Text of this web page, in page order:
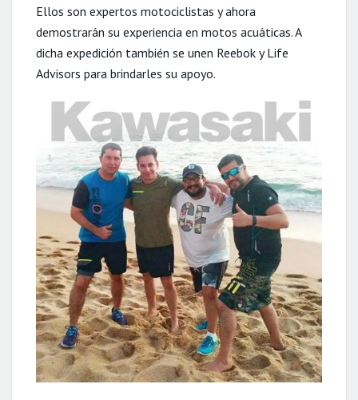
Ellos son expertos motociclistas y ahora
demostrarán su experiencia en motos acuáticas. A
dicha expedición también se unen Reebok y Life
Advisors para brindarles su apoyo.